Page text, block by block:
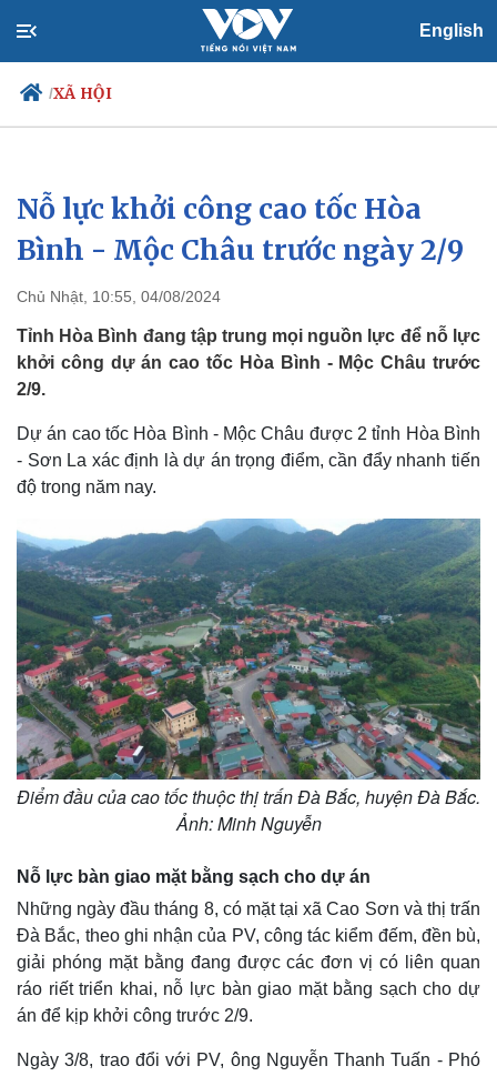
English
/XÃ HỘI
Chính trị
Đảng
Tổ chức nhân sự
Nhận diện sự thật
Xã hội
Tin 24h
Dự báo thời tiết
Việc làm
Biển đảo
Nỗ lực khởi công cao tốc Hòa
Bình - Mộc Châu trước ngày 2/9
Chủ Nhật, 10:55, 04/08/2024
Tỉnh Hòa Bình đang tập trung mọi nguồn lực để nỗ lực
khởi công dự án cao tốc Hòa Bình - Mộc Châu trước
2/9.
Dự án cao tốc Hòa Bình - Mộc Châu được 2 tỉnh Hòa Bình
- Sơn La xác định là dự án trọng điểm, cần đẩy nhanh tiến
độ trong năm nay.
Điểm đầu của cao tốc thuộc thị trấn Đà Bắc, huyện Đà Bắc.
Ảnh: Minh Nguyễn
Nỗ lực bàn giao mặt bằng sạch cho dự án
Những ngày đầu tháng 8, có mặt tại xã Cao Sơn và thị trấn
Đà Bắc, theo ghi nhận của PV, công tác kiểm đếm, đền bù,
giải phóng mặt bằng đang được các đơn vị có liên quan
ráo riết triển khai, nỗ lực bàn giao mặt bằng sạch cho dự
án để kịp khởi công trước 2/9.
Ngày 3/8, trao đổi với PV, ông Nguyễn Thanh Tuấn - Phó